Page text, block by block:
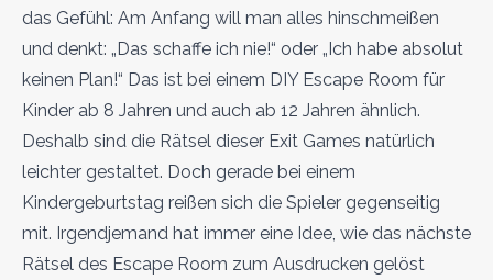
das Gefühl: Am Anfang will man alles hinschmeißen
und denkt: „Das schaffe ich nie!“ oder „Ich habe absolut
keinen Plan!“ Das ist bei einem DIY Escape Room für
Kinder ab 8 Jahren und auch ab 12 Jahren ähnlich.
Deshalb sind die Rätsel dieser Exit Games natürlich
leichter gestaltet. Doch gerade bei einem
Kindergeburtstag reißen sich die Spieler gegenseitig
mit. Irgendjemand hat immer eine Idee, wie das nächste
Rätsel des Escape Room zum Ausdrucken gelöst